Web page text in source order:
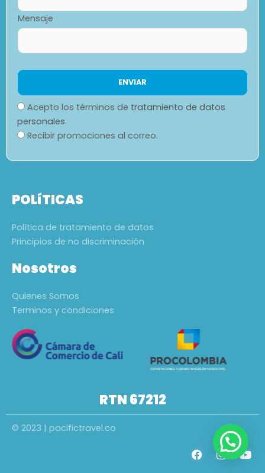
Mensaje
Acepto los términos de tratamiento de datos
personales.
Recibir promociones al correo.
POLíTICAS
Política de tratamiento de datos
Principios de no discriminación
Nosotros
Quienes Somos
Terminos y condiciones
RTN 67212
© 2023 | pacifictravel.co
F
a
I
n
Y
o